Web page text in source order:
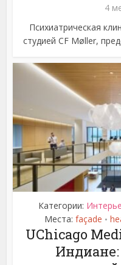
4
Психиатрическая
студией CF Møller,
Категории:
Места: façade •
UChicago